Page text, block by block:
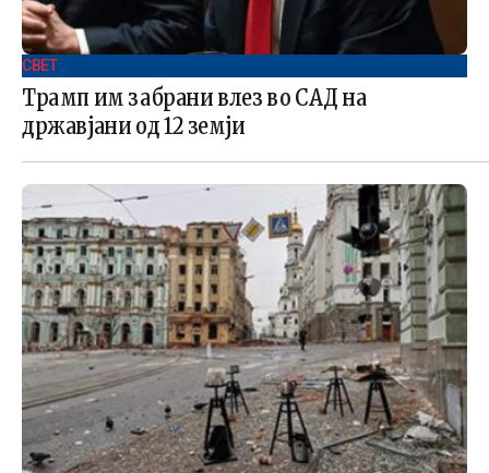
СВЕТ .
Трамп им забрани влез во САД на
државјани од 12 земји